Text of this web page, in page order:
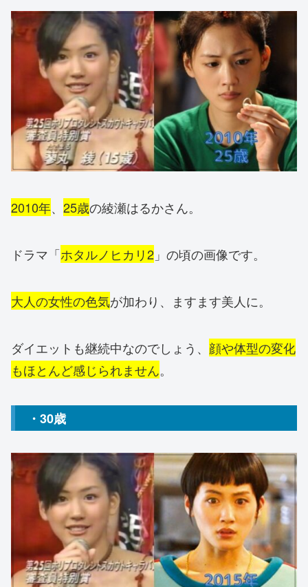
2010年、 25歳の綾瀬はるかさん。
ドラマ「ホタルノヒカリ2 」の頃の画像です。
大人の女性の色気が加わり、ますます美人に。
ダイエットも継続中なのでしょう、 顔や体型の変化
もほとんど感じられません。
・30歳